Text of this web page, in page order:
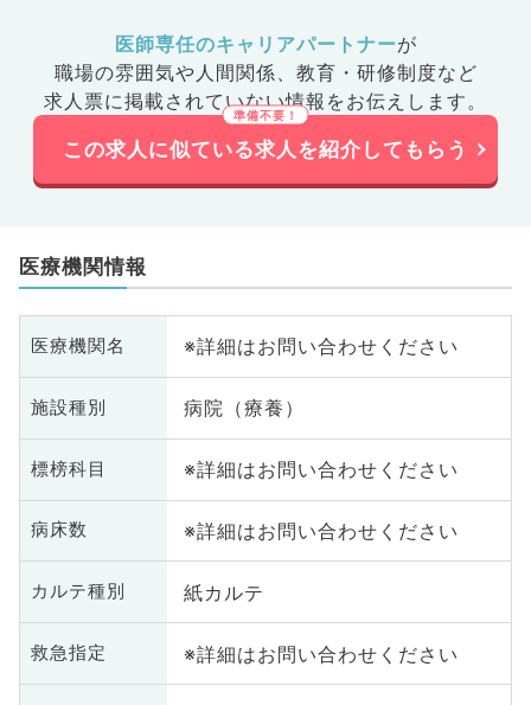
医師専任のキャリアパートナーが
職場の雰囲気や人間関係、 教育・研修制度など
求人票に掲載されていない情報をお伝えします。
この求人に似ている求人を紹介してもらう
医療機関情報
医療機関名 ※詳細はお問い合わせください
施設種別 病院（療養）
標榜科目 ※詳細はお問い合わせください
病床数 ※詳細はお問い合わせください
カルテ種別 紙カルテ
救急指定 ※詳細はお問い合わせください